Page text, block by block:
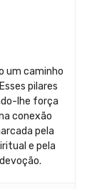
um caminho
pilares
lhe força
conexão
pela
e pela